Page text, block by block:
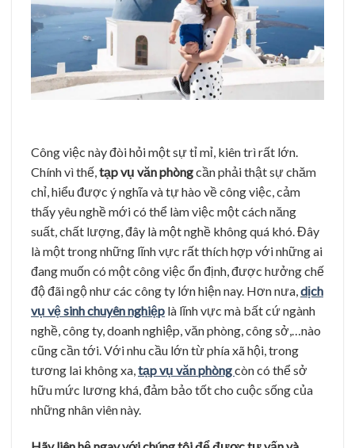
Công việc này đòi hỏi một sự tỉ mỉ, kiên trì rất lớn.
Chính vì thế,tạp vụ văn phòngcần phải thật sự chăm
chỉ, hiểu được ý nghĩa và tự hào về công việc, cảm
thấy yêu nghề mới có thể làm việc một cách năng
suất, chất lượng, đây là một nghề không quá khó. Đây
là một trong những lĩnh vực rất thích hợp với những ai
đang muốn có một công việc ổn định, được hưởng chế
độ đãi ngộ như các công ty lớn hiện nay. Hơn nưa,dịch
vụ vệ sinh chuyên nghiệp là lĩnh vực mà bất cứ ngành
nghề, công ty, doanh nghiệp, văn phòng, công sở,…nào
cũng cần tới. Với nhu cầu lớn từ phía xã hội, trong
tương lai không xa,tạp vụ văn phòngcòn có thể sở
hữu mức lương khá, đảm bảo tốt cho cuộc sống của
những nhân viên này.